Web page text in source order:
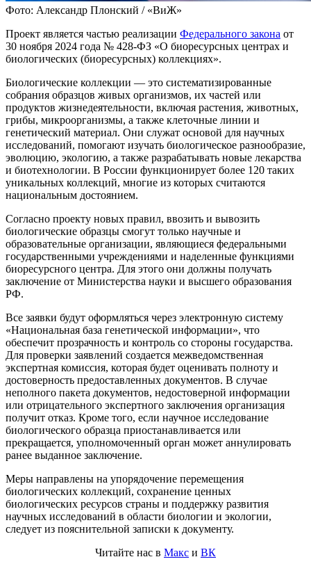
Фото: Александр Плонский / «ВиЖ»
Проект является частью реализации Федерального закона от
30 ноября 2024 года № 428-ФЗ «О биоресурсных центрах и
биологических (биоресурсных) коллекциях».
Биологические коллекции — это систематизированные
собрания образцов живых организмов, их частей или
продуктов жизнедеятельности, включая растения, животных,
грибы, микроорганизмы, а также клеточные линии и
генетический материал. Они служат основой для научных
исследований, помогают изучать биологическое разнообразие,
эволюцию, экологию, а также разрабатывать новые лекарства
и биотехнологии. В России функционирует более 120 таких
уникальных коллекций, многие из которых считаются
национальным достоянием.
Согласно проекту новых правил, ввозить и вывозить
биологические образцы смогут только научные и
образовательные организации, являющиеся федеральными
государственными учреждениями и наделенные функциями
биоресурсного центра. Для этого они должны получать
заключение от Министерства науки и высшего образования
РФ.
Все заявки будут оформляться через электронную систему
«Национальная база генетической информации», что
обеспечит прозрачность и контроль со стороны государства.
Для проверки заявлений создается межведомственная
экспертная комиссия, которая будет оценивать полноту и
достоверность предоставленных документов. В случае
неполного пакета документов, недостоверной информации
или отрицательного экспертного заключения организация
получит отказ. Кроме того, если научное исследование
биологического образца приостанавливается или
прекращается, уполномоченный орган может аннулировать
ранее выданное заключение.
Меры направлены на упорядочение перемещения
биологических коллекций, сохранение ценных
биологических ресурсов страны и поддержку развития
научных исследований в области биологии и экологии,
следует из пояснительной записки к документу.
Читайте нас в Макс и ВК